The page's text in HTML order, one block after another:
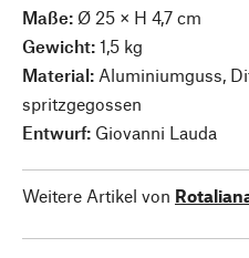
Maße: Ø 25 × H 4,7 cm
Gewicht: 1,5 kg
Material: Aluminiumguss,
spritzgegossen
Entwurf: Giovanni Lauda
Weitere Artikel von